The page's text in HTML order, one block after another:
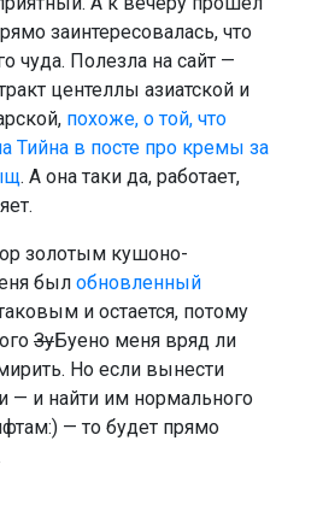
заинтересовалась, что
чуда. Полезла на сайт —
центеллы азиатской и
похоже, о той, что
Тийна в посте про кремы за
. А она таки да, работает,
золотым кушоно-
был обновленный
и остается, потому
ЗуБуено меня вряд ли
Но если вынести
— и найти им нормального
— то будет прямо